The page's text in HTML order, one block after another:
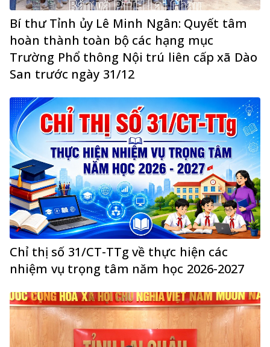
Bí thư Tỉnh ủy Lê Minh Ngân: Quyết tâm
hoàn thành toàn bộ các hạng mục
Trường Phổ thông Nội trú liên cấp xã Dào
San trước ngày 31/12
Chỉ thị số 31/CT-TTg về thực hiện các
nhiệm vụ trọng tâm năm học 2026-2027